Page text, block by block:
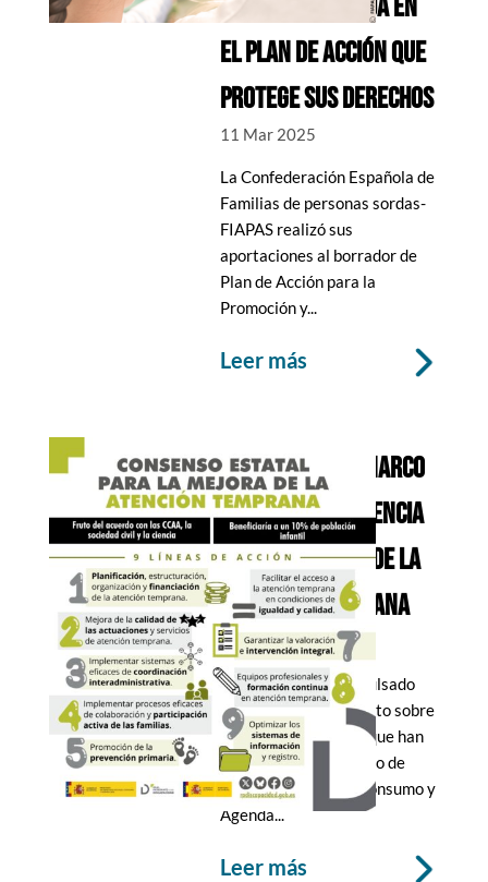
DEBE SER INCLUIDA EN
EL PLAN DE ACCIÓN QUE
PROTEGE SUS DERECHOS
11 Mar 2025
La Confederación Española de
Familias de personas sordas-
FIAPAS realizó sus
aportaciones al borrador de
Plan de Acción para la
Promoción y...
leer más
SE APRUEBA UN MARCO
COMÚN DE REFERENCIA
PARA LA MEJORA DE LA
ATENCIÓN TEMPRANA
4 Feb 2025
Este documento, impulsado
desde el Real Patronato sobre
Discapacidad y en el que han
trabajado el Ministerio de
Derechos Sociales, Consumo y
Agenda...
leer más